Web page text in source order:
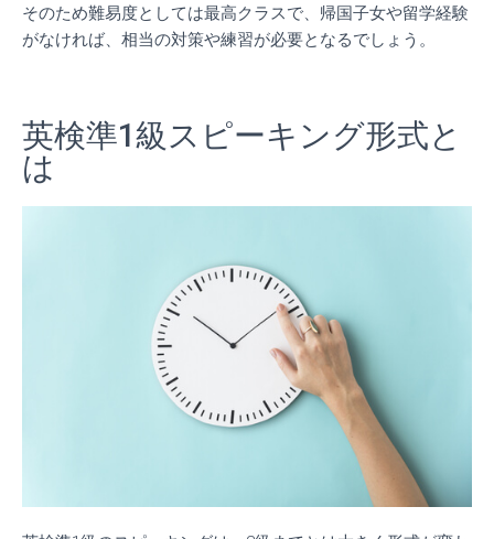
そのため難易度としては最高クラスで、帰国子女や留学経験
がなければ、相当の対策や練習が必要となるでしょう。
英検準1級スピーキング形式と
は